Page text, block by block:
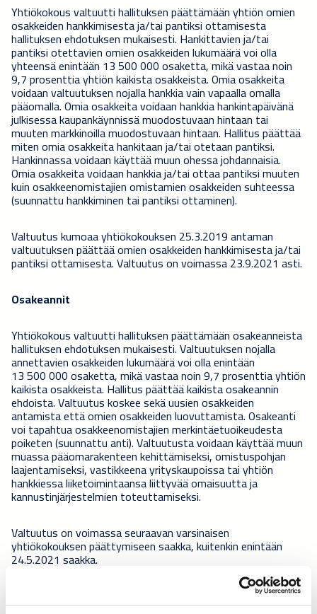
Yhtiökokous valtuutti hallituksen päättämään yhtiön omien
osakkeiden hankkimisestaja/tai pantiksi ottamisesta
hallituksen ehdotuksen mukaisesti. Hankittavien ja/tai
pantiksi otettavien omien osakkeiden lukumäärä voi olla
yhteensä enintään 13 500 000 osaketta, mikä vastaa noin
9,7 prosenttia yhtiön kaikista osakkeista. Omia osakkeita
voidaan valtuutuksen nojalla hankkia vain vapaalla omalla
pääomalla. Omia osakkeita voidaan hankkia hankintapäivänä
julkisessa kaupankäynnissä muodostuvaan hintaan tai
muuten markkinoilla muodostuvaan hintaan. Hallitus päättää
miten omia osakkeita hankitaan ja/tai otetaan pantiksi.
Hankinnassa voidaan käyttää muun ohessa johdannaisia.
Omia osakkeita voidaan hankkiaja/tai ottaa pantiksimuuten
kuin osakkeenomistajien omistamien osakkeiden suhteessa
(suunnattu hankkiminen tai pantiksi ottaminen).
Valtuutus kumoaa yhtiökokouksen 25.3.2019 antaman
valtuutuksen päättää omien osakkeiden hankkimisesta ja/tai
pantiksi ottamisesta. Valtuutus on voimassa 23.9.2021 asti.
Osakeannit
Yhtiökokous valtuutti hallituksen päättämään osakeanneista
hallituksen ehdotuksen mukaisesti. Valtuutuksen nojalla
annettavien osakkeiden lukumäärä voi olla enintään
13 500 000 osaketta, mikä vastaa noin 9,7 prosenttia yhtiön
kaikista osakkeista. Hallitus päättää kaikista osakeannin
ehdoista. Valtuutus koskee sekä uusien osakkeiden
antamista että omien osakkeiden luovuttamista. Osakeanti
voi tapahtua osakkeenomistajien merkintäetuoikeudesta
poiketen (suunnattu anti). Valtuutusta voidaan käyttää muun
muassa pääomarakenteen kehittämiseksi, omistuspohjan
laajentamiseksi, vastikkeena yrityskaupoissa tai yhtiön
hankkiessa liiketoimintaansa liittyvää omaisuutta ja
kannustinjärjestelmien toteuttamiseksi.
Valtuutus onvoimassa seuraavan varsinaisen
yhtiökokouksen päättymiseen saakka, kuitenkin enintään
24.5.2021 saakka.
valiokuntiensa kokoonpanosta